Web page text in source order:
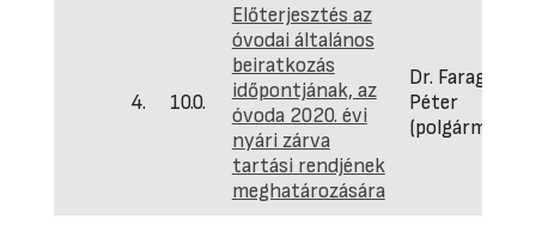
4. 10.0.
Előterjesztés az
óvodai általános
beiratkozás
időpontjának, az
óvoda 2020. évi
nyári zárva
tartási rendjének
meghatározására
Dr. Faragó
Péter